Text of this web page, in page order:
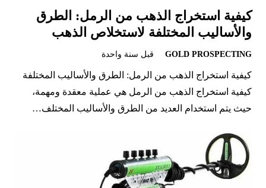
كيفية استخراج الذهب من الرمل: الطرق
والأساليب المختلفة لاستخلاص الذهب
GOLD PROSPECTING قبل سنة واحدة
كيفية استخراج الذهب من الرمل: الطرق والأساليب المختلفة
كيفية استخراج الذهب من الرمل هي عملية معقدة ومهمة،
حيث يتم استخدام العديد من الطرق والأساليب المختلف…